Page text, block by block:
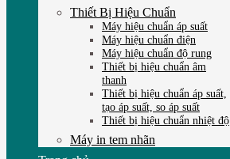
Thiết Bị Hiệu Chuẩn
Máy hiệu chuẩn áp suất
Máy hiệu chuẩn điện
Máy hiệu chuẩn độ rung
Thiết bị hiệu chuẩn âm
thanh
Thiết bị hiệu chuẩn áp suất,
tạo áp suất, so áp suất
Thiết bị hiệu chuẩn nhiệt độ
Máy in tem nhãn